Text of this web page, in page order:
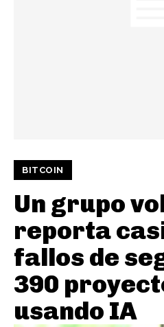
BITCOIN
Un grupo
reporta
fallos de
390
usando IA